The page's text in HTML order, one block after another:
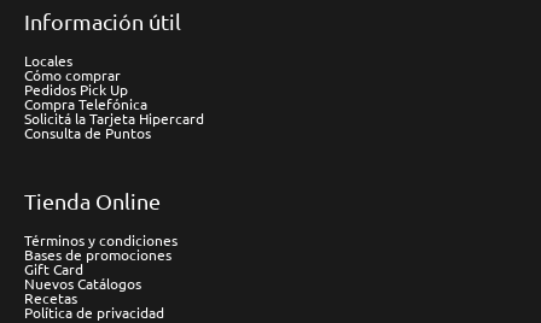
Información útil
Locales
Cómo comprar
Pedidos Pick Up
Compra Telefónica
Solicitá la Tarjeta Hipercard
Consulta de Puntos
Tienda Online
Términos y condiciones
Bases de promociones
Gift Card
Nuevos Catálogos
Recetas
Política de privacidad